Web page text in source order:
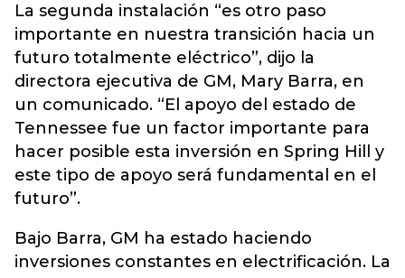
La segunda instalación “es otro paso
importante en nuestra transición hacia un
futuro totalmente eléctrico”, dijo la
directora ejecutiva de GM, Mary Barra, en
un comunicado. “El apoyo del estado de
Tennessee fue un factor importante para
hacer posible esta inversión en Spring Hill y
este tipo de apoyo será fundamental en el
futuro”.
Bajo Barra, GM ha estado haciendo
inversiones constantes en electrificación. La